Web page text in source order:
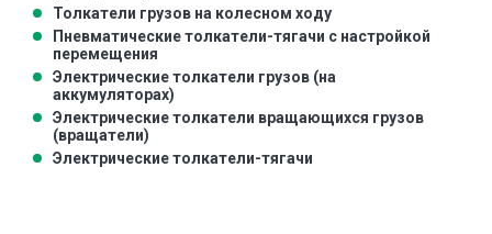
Толкатели грузов на колесном ходу
Пневматические толкатели-тягачи с настройкой
перемещения
Электрические толкатели грузов (на
аккумуляторах)
Электрические толкатели вращающихся грузов
(вращатели)
Электрические толкатели-тягачи